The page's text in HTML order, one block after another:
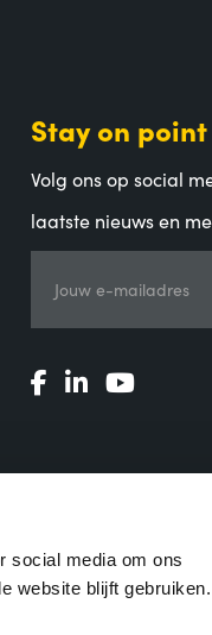
social media om ons
website blijft gebruiken.
Stay on point
Volg ons op social
laatste nieuws en
Jouw e-mailadres